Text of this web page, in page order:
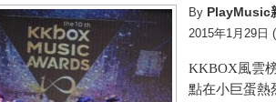
By PlayMusic
2015年1月29日
KKBOX風雲
點在小巨蛋熱